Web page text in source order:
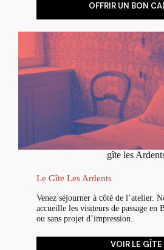
OFFRIR UN BON
gîte les
Le Gîte Les Ardents
Venez séjourner à côté de l’atelier.
accueille les visiteurs de passage
ou sans projet d’impression.
VOIR LE GÎTE